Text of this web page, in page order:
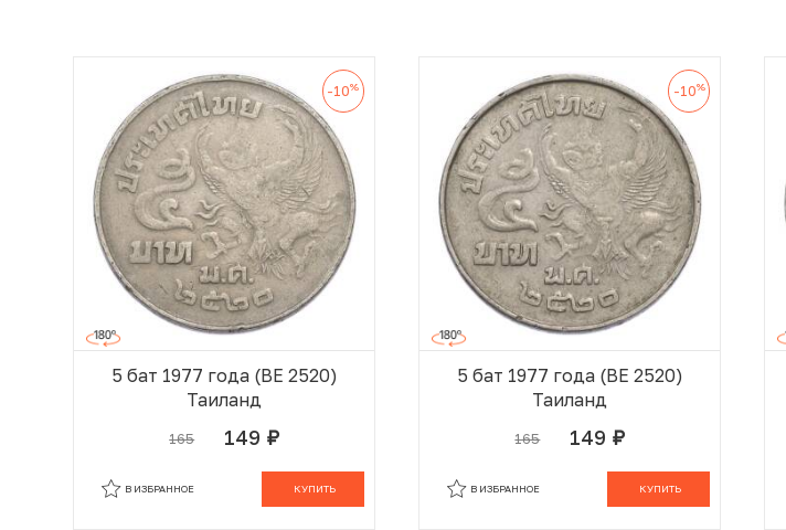
-10%
5 бат 1977 года (BE 2520)
Таиланд
165 149 руб.
КУПИТЬ
В ИЗБРАННОЕ
-10%
5 бат 1977 года (BE 2520)
Таиланд
165 149 руб.
КУПИТЬ
В ИЗБРАННОЕ